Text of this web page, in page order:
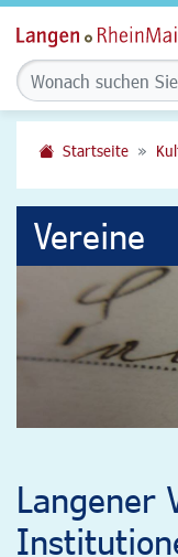
Startseite
Vereine
Langener